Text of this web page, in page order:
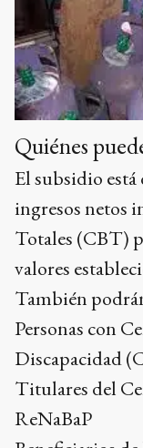
Quiénes
El subsidio está
ingresos netos
Totales (CBT)
valores
También
Personas con
Discapacidad
Titulares del
ReNaBaP